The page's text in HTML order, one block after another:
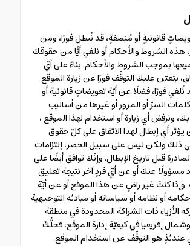
قانونيةٍ أو مُنصفةٍ، قد نُبطل فورًا، ومن
هذه الشروط والأحكام أو نلغي أيًّا من حقوقك
بموجب الشروط والأحكام. بناءً على أيّ
يتعيّن عليك التوقّف فورًا عن زيارة الموقع
فورًا، فضلًا عن أيّة تعويضاتٍ قانونية أو
السرّ أو المرور أو غيرها من أساليب
ونرفض أي زيارة أو استخدام لهذا الموقع ،
يؤثر أي إبطال لهذا الاتفاق على كلّ حقوق
في ذلك ولكن ليس على سبيل الحصر، إلتزامات
قبل تاريخ الإبطال. وإنّك توافق أيضًا على
مسؤولًا عنك أو عن أيّ فردٍ آخر نتيجة تعليق
وإذا كنتَ غير راضٍ عن هذا الموقع أو عن أيّة
أو نظامه أو سياساته أو مبادئه التوجيهية
الأزياء ذات الشراكة المحدودة في منطقة
إفريقيا في كيفيّة إدارة الموقع، فحلُّكَ
عندئذٍ هو التوقّف عن استخدام الموقع.